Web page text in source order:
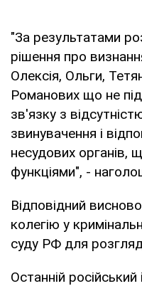
"За результатами
рішення про
Олексія, Ольги,
Романових що не
зв'язку з
звинувачення і
несудових органів,
функціями", -
Відповідний
колегію у
суду РФ для
Останній